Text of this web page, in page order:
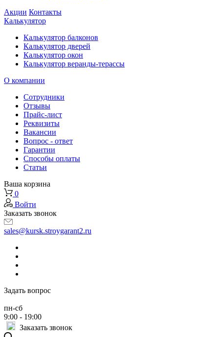
Акции Контакты
Калькулятор
Калькулятор балконов
Калькулятор дверей
Калькулятор окон
Калькулятор веранды-терассы
О компании
Сотрудники
Отзывы
Прайс-лист
Реквизиты
Вакансии
Вопрос - ответ
Гарантии
Способы оплаты
Статьи
Ваша корзина
0
Войти
Заказать звонок
sales@kursk.stroygarant2.ru
Задать вопрос
пн-сб
9:00 - 19:00
Заказать звонок